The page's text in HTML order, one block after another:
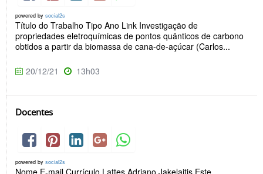
powered by social2s
Título do Trabalho Tipo Ano Link Investigação de
propriedades eletroquímicas de pontos quânticos de carbono
obtidos a partir da biomassa de cana-de-açúcar (Carlos...
20/12/21 13h03
Docentes
powered by social2s